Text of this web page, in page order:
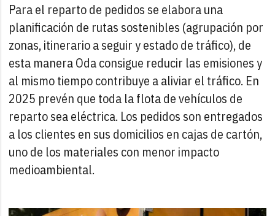
Para el reparto de pedidos se elabora una
planificación de rutas sostenibles (agrupación por
zonas, itinerario a seguir y estado de tráfico), de
esta manera Oda consigue reducir las emisiones y
al mismo tiempo contribuye a aliviar el tráfico. En
2025 prevén que toda la flota de vehículos de
reparto sea eléctrica. Los pedidos son entregados
a los clientes en sus domicilios en cajas de cartón,
uno de los materiales con menor impacto
medioambiental.